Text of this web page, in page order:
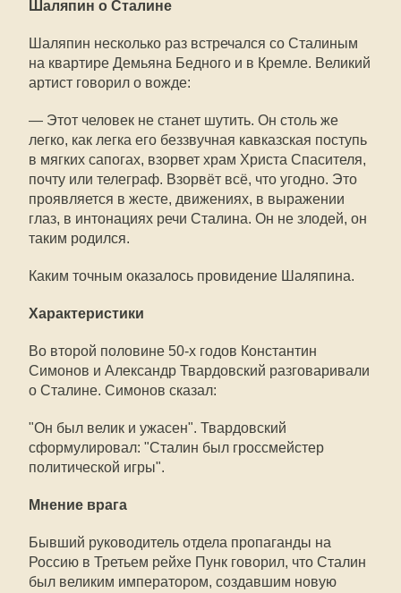
Шаляпин о Сталине
Шаляпин несколько раз встречался со Сталиным
на квартире Демьяна Бедного и в Кремле. Великий
артист говорил о вожде:
— Этот человек не станет шутить. Он столь же
легко, как легка его беззвучная кавказская поступь
в мягких сапогах, взорвет храм Христа Спасителя,
почту или телеграф. Взорвёт всё, что угодно. Это
проявляется в жесте, движениях, в выражении
глаз, в интонациях речи Сталина. Он не злодей, он
таким родился.
Каким точным оказалось провидение Шаляпина.
Характеристики
Во второй половине 50-х годов Константин
Симонов и Александр Твардовский разговаривали
о Сталине. Симонов сказал:
"Он был велик и ужасен". Твардовский
сформулировал: "Сталин был гроссмейстер
политической игры".
Мнение врага
Бывший руководитель отдела пропаганды на
Россию в Третьем рейхе Пунк говорил, что Сталин
был великим императором, создавшим новую